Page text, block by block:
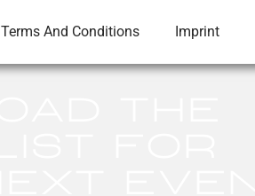
Terms And Conditions Imprint